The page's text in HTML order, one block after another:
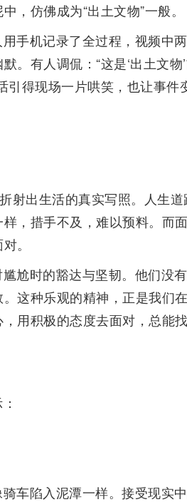
，仿佛成为“出土文物”一般。
手机记录了全过程，视频中
有人调侃：“这是‘出土文物
引得现场一片哄笑，也让事件
射出生活的真实写照。人生
，措手不及，难以预料。而
。
尬时的豁达与坚韧。他们没
这种乐观的精神，正是我们在
用积极的态度去面对，总能
车陷入泥潭一样。接受现实